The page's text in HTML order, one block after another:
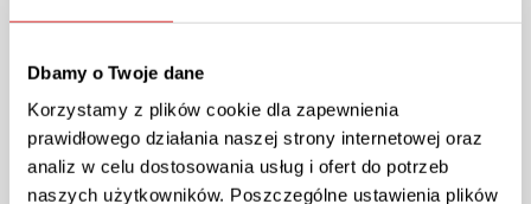
Dbamy o Twoje dane
Korzystamy z plików cookie dla zapewnienia
prawidłowego działania naszej strony internetowej oraz
analiz w celu dostosowania usług i ofert do potrzeb
naszych użytkowników. Poszczególne ustawienia plików
Die Website von FROG.coffee ist benutzerfreundlich
durch das umfangreiche Sortiment zu stöbern und die
Suchfunktionen, Filtermöglichkeiten und detaillierte
Produktbeschreibungen unterstützen die Kunden bei
ihrer Auswahl. Der Kundenservice von FROG.coffee
steht jederzeit zur Verfügung, um Fragen zu